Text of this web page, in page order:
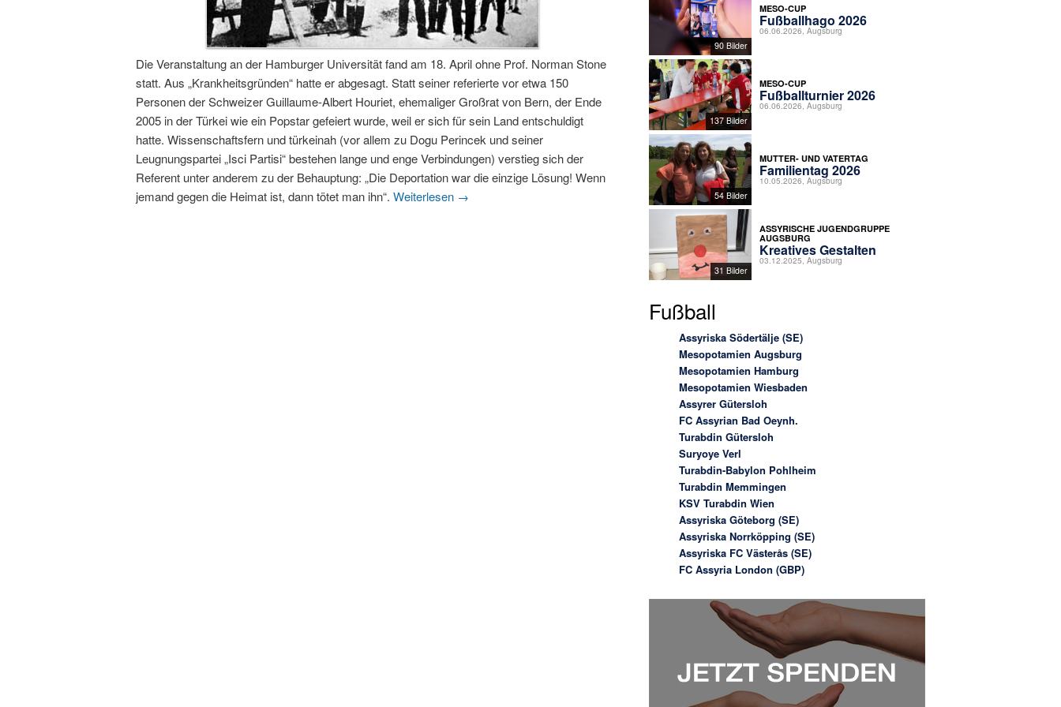
Die Veranstaltung an der Hamburger Universität fand am 18. April ohne Prof. Norman Stone
statt. Aus „Krankheitsgründen“ hatte er abgesagt. Statt seiner referierte vor etwa 150
Personen der Schweizer Guillaume-Albert Houriet, ehemaliger Großrat von Bern, der Ende
2005 in der Türkei wie ein Popstar gefeiert wurde, weil er sich für sein Land entschuldigt
hatte. Wissenschaftsfern und türkeinah (vor allem zu Dogu Perincek und seiner
Leugnungspartei „Isci Partisi“ bestehen lange und enge Verbindungen) verstieg sich der
Referent unter anderem zu der Behauptung: „Die Deportation war die einzige Lösung! Wenn
jemand gegen die Heimat ist, dann tötet man ihn“. Weiterlesen →
90 Bilder
MESO-CUP
Fußballhago 2026
06.06.2026, Augsburg
137 Bilder
MESO-CUP
Fußballturnier 2026
06.06.2026, Augsburg
54 Bilder
MUTTER- UND VATERTAG
Familientag 2026
10.05.2026, Augsburg
31 Bilder
ASSYRISCHE JUGENDGRUPPE
AUGSBURG
Kreatives Gestalten
03.12.2025, Augsburg
Fußball
Assyriska Södertälje (SE)
Mesopotamien Augsburg
Mesopotamien Hamburg
Mesopotamien Wiesbaden
Assyrer Gütersloh
FC Assyrian Bad Oeynh.
Turabdin Gütersloh
Suryoye Verl
Turabdin-Babylon Pohlheim
Turabdin Memmingen
KSV Turabdin Wien
Assyriska Göteborg (SE)
Assyriska Norrköpping (SE)
Assyriska FC Västerås (SE)
FC Assyria London (GBP)